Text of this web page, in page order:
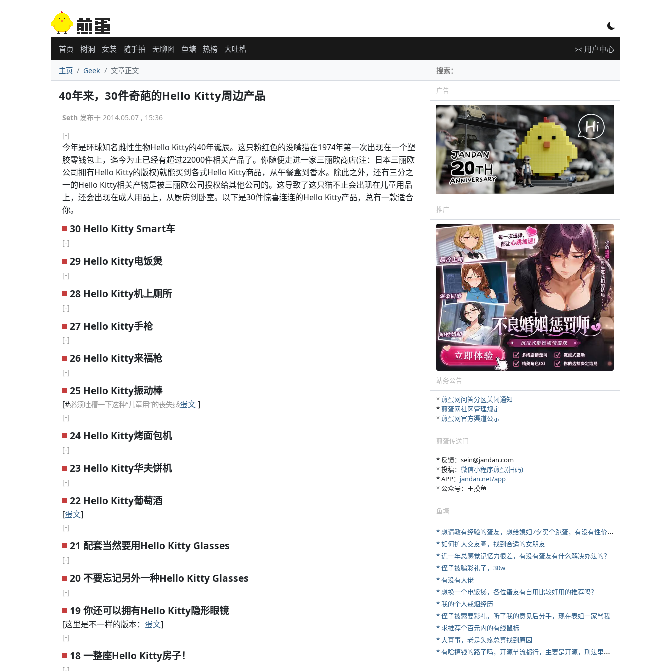
首页 树洞 女装 随手拍 无聊图 鱼塘 热榜 大吐槽 用户中心
主页 Geek 文章正文
40年来，30件奇葩的Hello Kitty周边产品
Seth 发布于 2014.05.07 , 15:36
[-]
今年是环球知名雌性生物Hello Kitty的40年诞辰。这只粉红色的没嘴猫在1974年第一次出现在一个塑
胶零钱包上，迄今为止已经有超过22000件相关产品了。你随便走进一家三丽欧商店(注：日本三丽欧
公司拥有Hello Kitty的版权)就能买到各式Hello Kitty商品，从午餐盒到香水。除此之外，还有三分之
一的Hello Kitty相关产物是被三丽欧公司授权给其他公司的。这导致了这只猫不止会出现在儿童用品
上，还会出现在成人用品上，从厨房到卧室。以下是30件惊喜连连的Hello Kitty产品，总有一款适合
你。
30 Hello Kitty Smart车
[-]
29 Hello Kitty电饭煲
[-]
28 Hello Kitty机上厕所
[-]
27 Hello Kitty手枪
[-]
26 Hello Kitty来福枪
[-]
25 Hello Kitty振动棒
[#必须吐槽一下这种“儿童用”的丧失感蛋文]
[-]
24 Hello Kitty烤面包机
[-]
23 Hello Kitty华夫饼机
[-]
22 Hello Kitty葡萄酒
[蛋文]
[-]
21 配套当然要用Hello Kitty Glasses
[-]
20 不要忘记另外一种Hello Kitty Glasses
[-]
19 你还可以拥有Hello Kitty隐形眼镜
[这里是不一样的版本： 蛋文]
[-]
18 一整座Hello Kitty房子！
广告
推广
站务公告
*煎蛋网问答分区关闭通知
*煎蛋网社区管理规定
*煎蛋网官方渠道公示
煎蛋传送门
* 反馈：sein@jandan.com
* 投稿： 微信小程序煎蛋(扫码)
* APP： jandan.net/app
* 公众号：王摸鱼
鱼塘
*
想请教有经验的蛋友，想给媳妇7夕买个跳蛋，有没有性价比高的推荐
* 如何扩大交友圈，找到合适的女朋友
* 近一年总感觉记忆力很差，有没有蛋友有什么解决办法的？
* 侄子被骗彩礼了，30w
* 有没有大佬
* 想换一个电饭煲，各位蛋友有自用比较好用的推荐吗？
* 我的个人戒烟经历
* 侄子被索要彩礼，听了我的意见后分手，现在表姐一家骂我
* 求推荐个百元内的有线鼠标
* 大喜事，老是头疼总算找到原因
*
有啥搞钱的路子吗，开源节流都行，主要是开源，刑法里的咱不做